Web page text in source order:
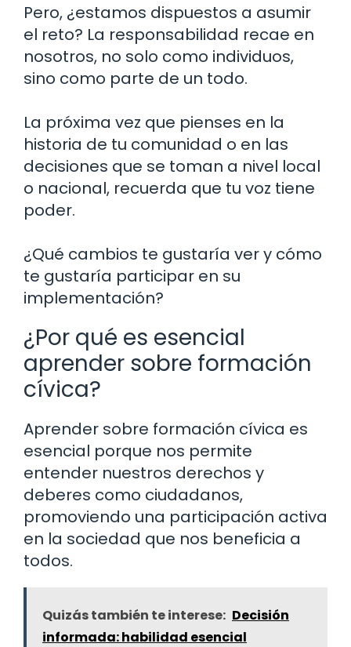
Pero, ¿estamos dispuestos a asumir
el reto? La responsabilidad recae en
nosotros, no solo como individuos,
sino como parte de un todo.
La próxima vez que pienses en la
historia de tu comunidad o en las
decisiones que se toman a nivel local
o nacional, recuerda que tu voz tiene
poder.
¿Qué cambios te gustaría ver y cómo
te gustaría participar en su
implementación?
¿Por qué es esencial
aprender sobre formación
cívica?
Aprender sobre formación cívica es
esencial porque nos permite
entender nuestros derechos y
deberes como ciudadanos,
promoviendo una participación activa
en la sociedad que nos beneficia a
todos.
Quizás también te interese: Decisión
informada: habilidad esencial